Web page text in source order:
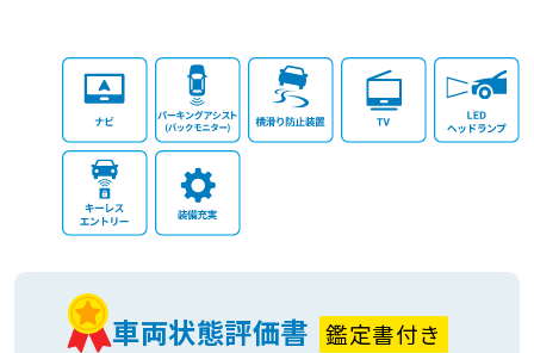
車両状態評価書 鑑定書付き